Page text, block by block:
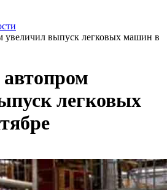
увеличил выпуск легковых машин в
легковых